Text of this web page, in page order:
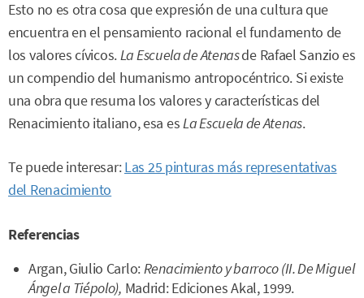
Esto no es otra cosa que expresión de una cultura que
encuentra en el pensamiento racional el fundamento de
los valores cívicos.La Escuela de Atenasde Rafael Sanzio es
un compendio del humanismo antropocéntrico. Si existe
una obra que resuma los valores y características del
Renacimiento italiano, esa esLa Escuela de Atenas.
Te puede interesar:Las 25 pinturas más representativas
del Renacimiento
Referencias
Argan, Giulio Carlo:Renacimiento y barroco (II. De Miguel
Ángel a Tiépolo), Madrid: Ediciones Akal, 1999.